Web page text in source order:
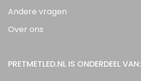
Andere vragen
Over ons
PRETMETLED.NL IS ONDERDEEL VAN: